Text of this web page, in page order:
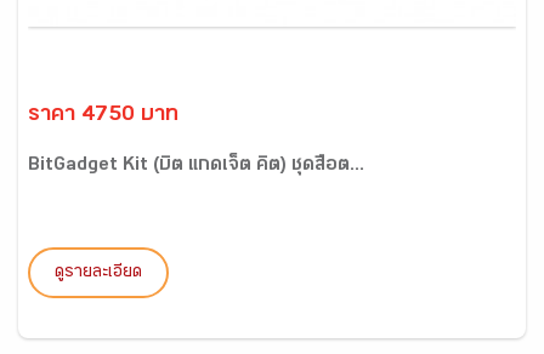
ราคา 4750 บาท
BitGadget Kit (บิต แกดเจ็ต คิต) ชุดสื่อต...
ดูรายละเอียด